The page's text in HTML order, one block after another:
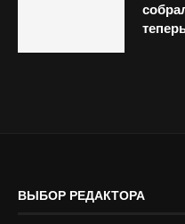
ВЫБОР РЕДАКТОРА